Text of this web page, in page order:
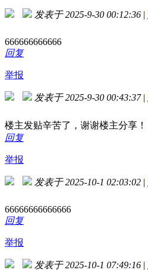
发表于 2025-9-30 00:12:36 |
666666666666
回复
举报
发表于 2025-9-30 00:43:37 |
楼主发贴辛苦了，谢谢楼主分享！
回复
举报
发表于 2025-10-1 02:03:02 |
66666666666666
回复
举报
发表于 2025-10-1 07:49:16 |